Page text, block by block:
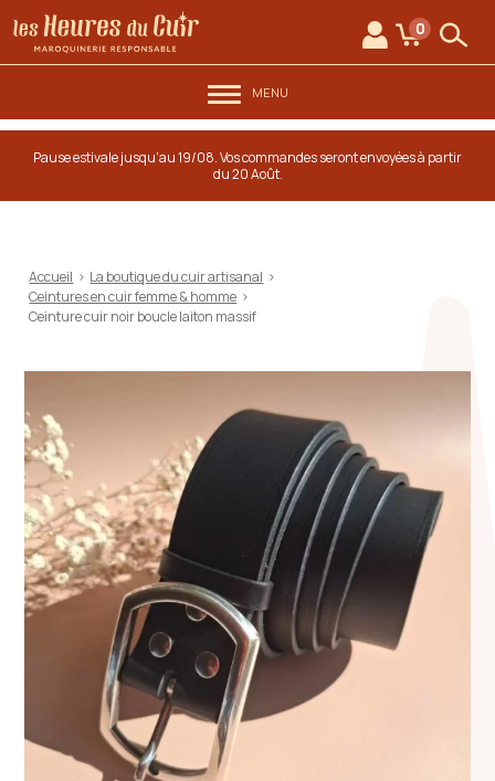
Les Heures du Cuir
MENU
Mon compte
0
Mon
Pause estivale jusqu'au 19/08. Vos commandes seront envoyées à partir
du 20 Août.
Accueil > La boutique du cuir artisanal >
Ceintures en cuir femme & homme >
Ceinture cuir noir boucle laiton massif